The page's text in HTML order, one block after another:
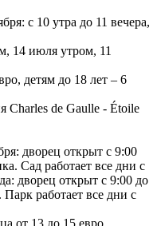
с 10 утра до 11 вечера,
14 июля утром, 11
детям до 18 лет – 6
Charles de Gaulle - Étoile
дворец открыт с 9:00
Сад работает все дни с
дворец открыт с 9:00 до
работает все дни с